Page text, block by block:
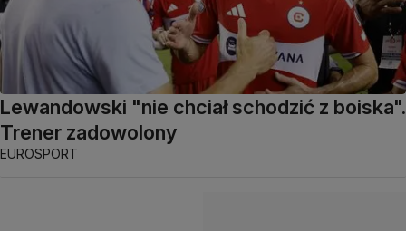
Lewandowski "nie chciał schodzić z boiska".
Trener zadowolony
EUROSPORT